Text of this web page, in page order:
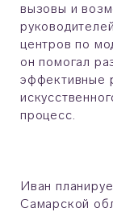
вызовы и
центров по
он помогал
эффективные
процесс.
Иван
Самарской